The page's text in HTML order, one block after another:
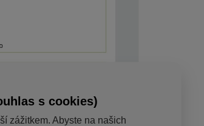
s cookies)
zážitkem. Abyste na našich